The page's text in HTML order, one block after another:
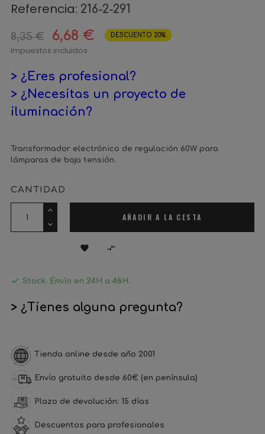
Referencia: 216-2-291
8,35 € 6,68 € DESCUENTO 20%
Impuestos incluidos
> ¿Eres profesional?
> ¿Necesitas un proyecto de
iluminación?
Transformador electrónico de regulación 60W para
lámparas de baja tensión.
CANTIDAD
AÑADIR A LA CESTA
 
 Stock. Envío en 24H a 48H.
> ¿Tienes alguna pregunta?
Tienda online desde año 2001
Envío gratuito desde 60€ (en península)
Plazo de devolución: 15 días
Descuentos para profesionales